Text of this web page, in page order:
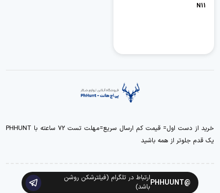
N11
خرید از دست اول= قیمت کم ارسال سریع=مهلت تست 72 ساعته با PHHUNT
یک قدم جلوتر از همه باشید
@PHHUUNT
ارتباط در تلگرام (فیلترشکن روشن
باشد)